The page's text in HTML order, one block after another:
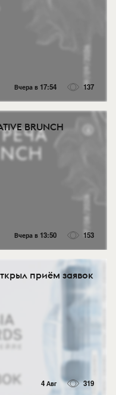
Вчера в 17:54 137
BRUNCH
Вчера в 13:50 153
приём заявок
4 Авг 319